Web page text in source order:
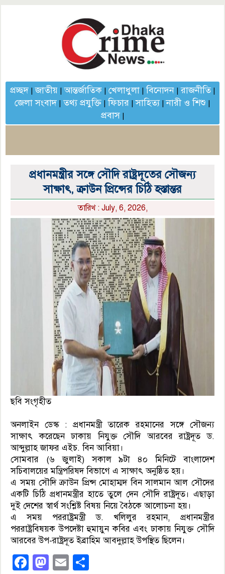
প্রচ্ছদ|জাতীয়|আন্তর্জাতিক| খেলাধুলা|বিনোদন|রাজনীতি|
জেলা সংবাদ|তথ্য প্রযুক্তি |ফিচার |সাহিত্য|নারী ও শিশু |
প্রবাস|
প্রধানমন্ত্রীর সঙ্গে সৌদি রাষ্ট্রদূতের সৌজন্য
সাক্ষাৎ, ক্রাউন প্রিন্সের চিঠি হস্তান্তর
তারিখ : July, 6, 2026,
ছবি সংগৃহীত
অনলাইন ডেস্ক : প্রধানমন্ত্রী তারেক রহমানের সঙ্গে সৌজন্য
সাক্ষাৎ করেছেন ঢাকায় নিযুক্ত সৌদি আরবের রাষ্ট্রদূত ড.
আব্দুল্লাহ জাফর এইচ. বিন আবিয়া।
সোমবার (৬ জুলাই) সকাল ৯টা ৪০ মিনিটে বাংলাদেশ
সচিবালয়ের মন্ত্রিপরিষদ বিভাগে এ সাক্ষাৎ অনুষ্ঠিত হয়।
এ সময় সৌদি ক্রাউন প্রিন্স মোহাম্মদ বিন সালমান আল সৌদের
একটি চিঠি প্রধানমন্ত্রীর হাতে তুলে দেন সৌদি রাষ্ট্রদূত। এছাড়া
দুই দেশের স্বার্থ সংশ্লিষ্ট বিষয় নিয়ে বৈঠকে আলোচনা হয়।
এ সময় পররাষ্ট্রমন্ত্রী ড. খলিলুর রহমান, প্রধানমন্ত্রীর
পররাষ্ট্রবিষয়ক উপদেষ্টা হুমায়ুন কবির এবং ঢাকায় নিযুক্ত সৌদি
আরবের উপ-রাষ্ট্রদূত ইব্রাহিম আবদুল্লাহ উপস্থিত ছিলেন।
Facebook
Mastodon
Email